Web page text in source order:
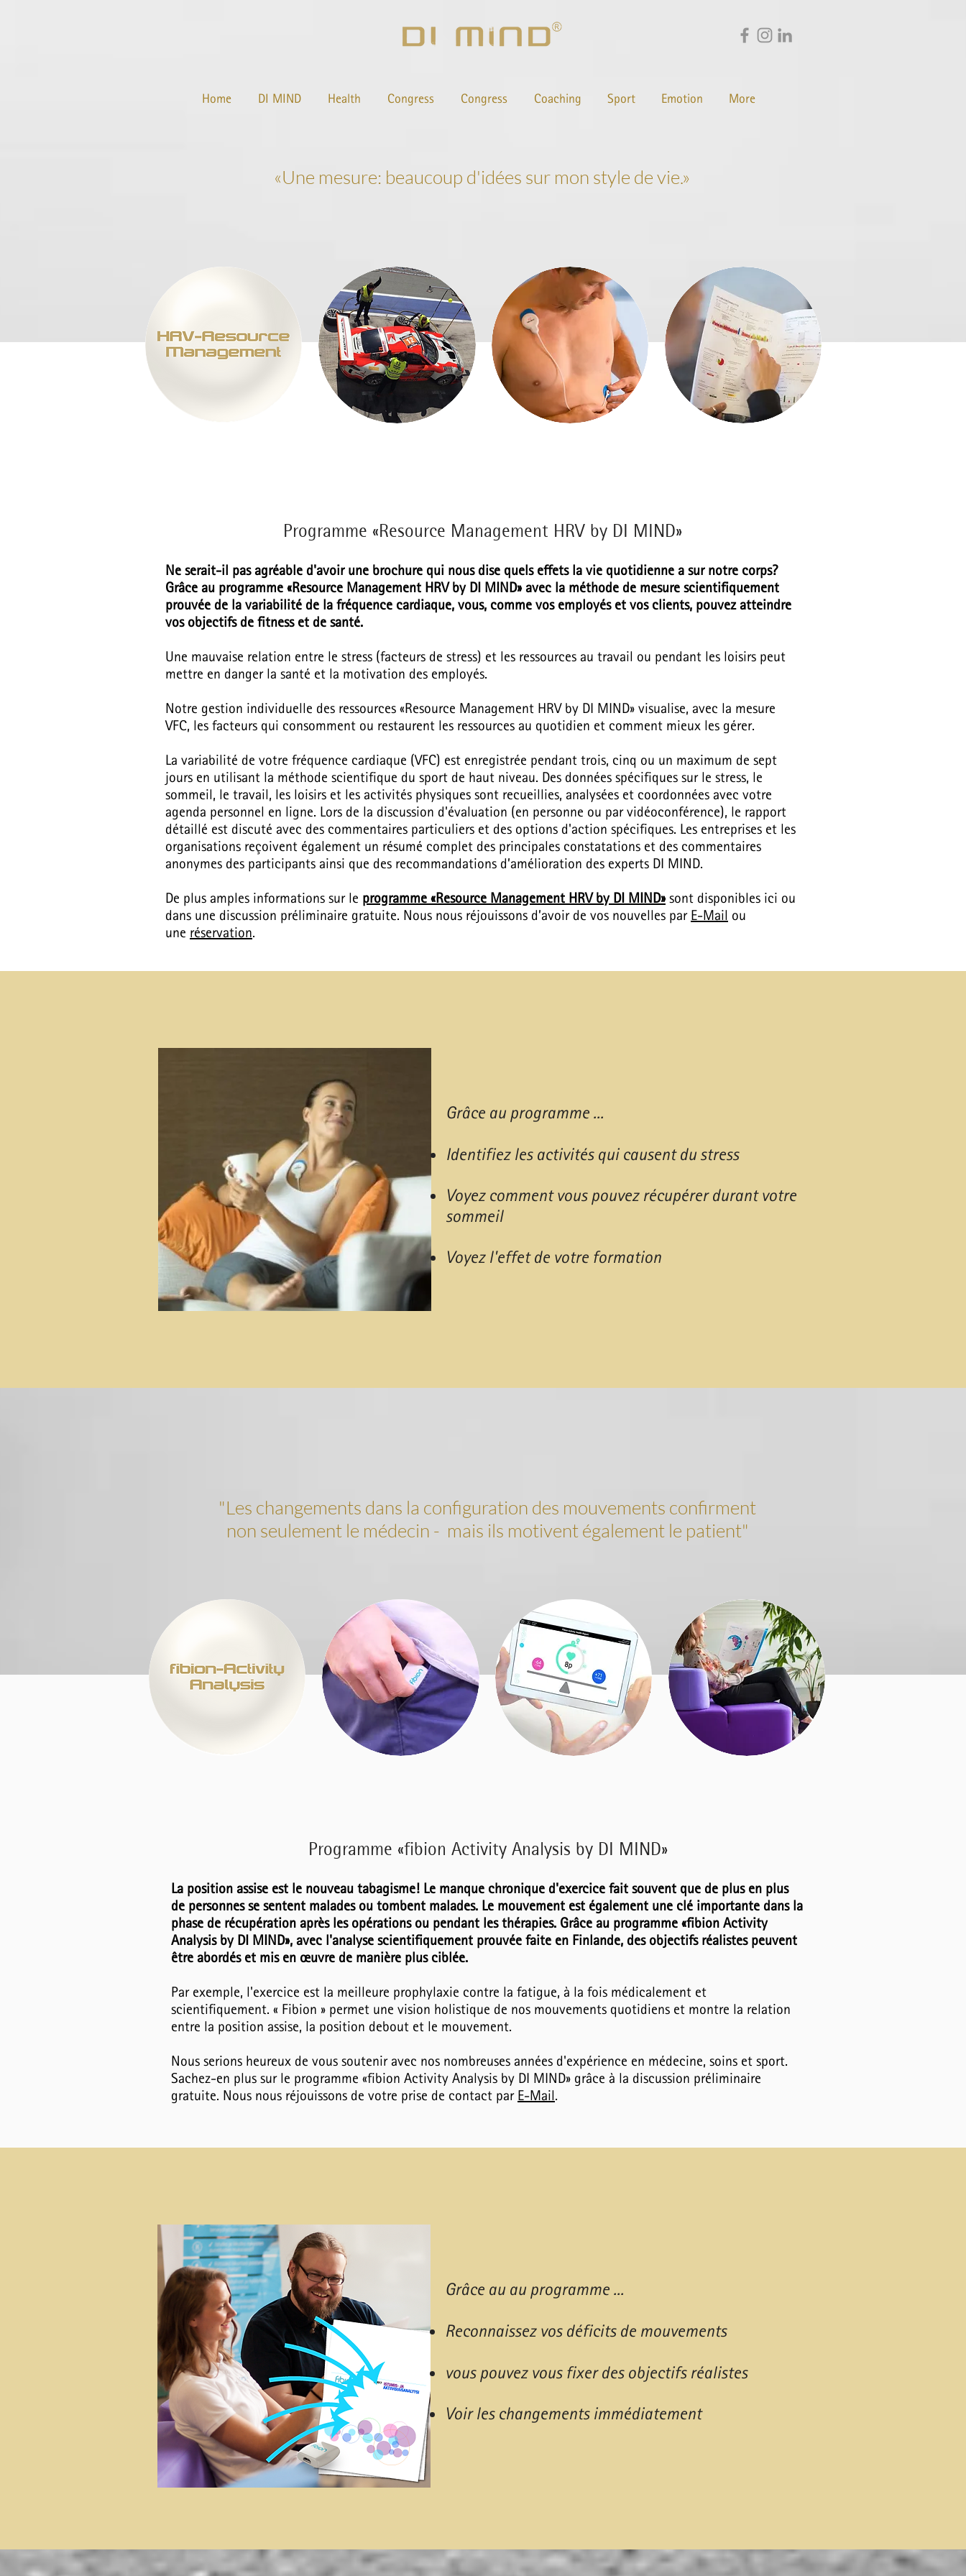
Home DI MIND Health Congress Congress Coaching Sport Emotion More
«Une mesure: beaucoup d'idées sur mon style de vie.»
Programme «Resource Management HRV by DI MIND»
Ne serait-il pas agréable d'avoir une brochure qui nous dise quels effets la vie quotidienne a sur notre corps?
Grâce au programme «Resource Management HRV by DI MIND» avec la méthode de mesure scientifiquement
prouvée de la variabilité de la fréquence cardiaque, vous, comme vos employés et vos clients, pouvez atteindre
vos objectifs de fitness et de santé.
Une mauvaise relation entre le stress (facteurs de stress) et les ressources au travail ou pendant les loisirs peut
mettre en danger la santé et la motivation des employés.
Notre gestion individuelle des ressources «Resource Management HRV by DI MIND» visualise, avec la mesure
VFC, les facteurs qui consomment ou restaurent les ressources au quotidien et comment mieux les gérer.
La variabilité de votre fréquence cardiaque (VFC) est enregistrée pendant trois, cinq ou un maximum de sept
jours en utilisant la méthode scientifique du sport de haut niveau. Des données spécifiques sur le stress, le
sommeil, le travail, les loisirs et les activités physiques sont recueillies, analysées et coordonnées avec votre
agenda personnel en ligne. Lors de la discussion d'évaluation (en personne ou par vidéoconférence), le rapport
détaillé est discuté avec des commentaires particuliers et des options d'action spécifiques. Les entreprises et les
organisations reçoivent également un résumé complet des principales constatations et des commentaires
anonymes des participants ainsi que des recommandations d’amélioration des experts DI MIND.
De plus amples informations sur le programme «Resource Management HRV by DI MIND»sont disponibles ici ou
dans une discussion préliminaire gratuite. Nous nous réjouissons d’avoir de vos nouvelles par E-Mail ou
une réservation​.
Grâce au programme ...​
Identifiez les activités qui causent du stress
Voyez comment vous pouvez récupérer durant votre
sommeil
Voyez l'effet de votre formation
Programme «fibion Activity Analysis by DI MIND»
La position assise est le nouveau tabagisme! Le manque chronique d'exercice fait souvent que de plus en plus
de personnes se sentent malades ou tombent malades. Le mouvement est également une clé importante dans la
phase de récupération après les opérations ou pendant les thérapies. Grâce au programme «fibion Activity
Analysis by DI MIND», avec l'analyse scientifiquement prouvée faite en Finlande, des objectifs réalistes peuvent
être abordés et mis en œuvre de manière plus ciblée.
Par exemple, l'exercice est la meilleure prophylaxie contre la fatigue, à la fois médicalement et
scientifiquement. « Fibion » permet une vision holistique de nos mouvements quotidiens et montre la relation
entre la position assise, la position debout et le mouvement.
Nous serions heureux de vous soutenir avec nos nombreuses années d'expérience en médecine, soins et sport.
Sachez-en plus sur le programme «fibion Activity Analysis by DI MIND» grâce à la discussion préliminaire
gratuite. Nous nous réjouissons de votre prise de contact par E-Mail​.
"Les changements dans la configuration des mouvements confirment
non seulement le médecin - mais ils motivent également le patient"
Grâce au au programme ...​
Reconnaissez vos déficits de mouvements
vous pouvez vous fixer des objectifs réalistes
Voir les changements immédiatement